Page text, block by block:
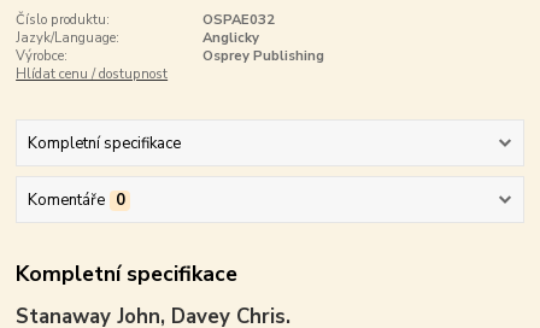
Číslo produktu:
OSPAE032
Jazyk/Language:
Anglicky
Výrobce:
Osprey Publishing
Hlídat cenu / dostupnost
Kompletní specifikace
Komentáře 0
Kompletní specifikace
Stanaway John, Davey Chris.